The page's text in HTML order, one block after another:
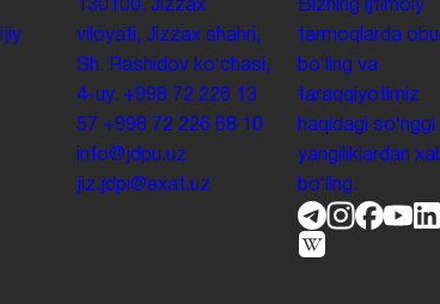
130100. Jizzax
viloyati, Jizzax shahri,
Sh. Rashidov koʻchasi,
4-uy. +998 72 226 13
57 +998 72 226 68 10
info@jdpu.uz
jiz.jdpi@exat.uz
Bizning ijtimoiy
tarmoqlarda
boʻling va
taraqqiyotimiz
haqidagi soʻnggi
yangiliklardan
boʻling.